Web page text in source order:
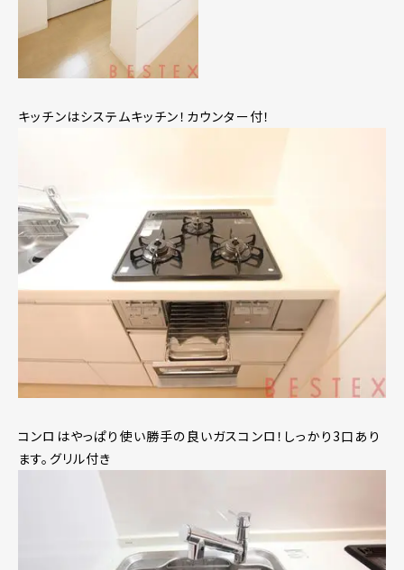
キッチンはシステムキッチン！カウンター付！
コンロはやっぱり使い勝手の良いガスコンロ！しっかり3口あり
ます。グリル付き